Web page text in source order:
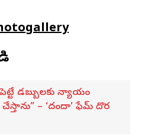
పెట్టే డబ్బులకు న్యాయం
– ‘దందా’ ఫేమ్ దొర